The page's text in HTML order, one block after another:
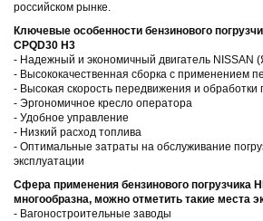
российском рынке.
Ключевые особенности бензинового
CPQD30 H3
- Надежный и экономичный двигатель NISSAN
- Высококачественная сборка с применением
- Высокая скорость передвижения и обработки
- Эргономичное кресло оператора
- Удобное управление
- Низкий расход топлива
- Оптимальные затраты на обслуживание
эксплуатации
Сфера применения бензинового погрузчика
многообразна, можно отметить такие места
- Вагоностроительные заводы